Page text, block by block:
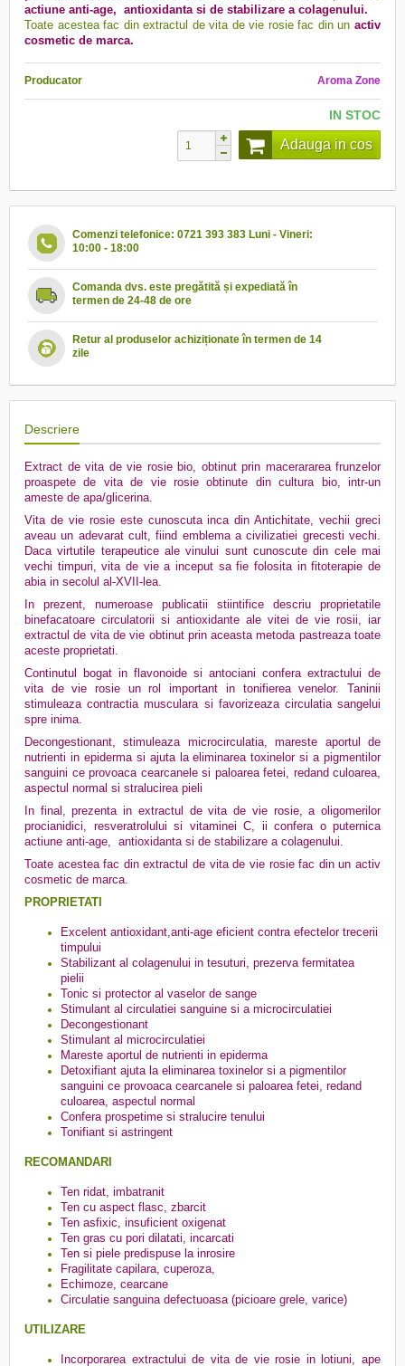
actiune anti-age, antioxidanta si de stabilizare a colagenului.
Toate acestea fac din extractul de vita de vie rosie fac din un activ
cosmetic de marca.
Producator Aroma Zone
IN STOC
Adauga in cos
Comenzi telefonice: 0721 393 383 Luni - Vineri:
10:00 - 18:00
Comanda dvs. este pregătită și expediată în
termen de 24-48 de ore
Retur al produselor achiziționate în termen de 14
zile
Descriere
Extract de vita de vie rosie bio, obtinut prin macerararea frunzelor
proaspete de vita de vie rosie obtinute din cultura bio, intr-un
ameste de apa/glicerina.
Vita de vie rosie este cunoscuta inca din Antichitate, vechii greci
aveau un adevarat cult, fiind emblema a civilizatiei grecesti vechi.
Daca virtutile terapeutice ale vinului sunt cunoscute din cele mai
vechi timpuri, vita de vie a inceput sa fie folosita in fitoterapie de
abia in secolul al-XVII-lea.
In prezent, numeroase publicatii stiintifice descriu proprietatile
binefacatoare circulatorii si antioxidante ale vitei de vie rosii, iar
extractul de vita de vie obtinut prin aceasta metoda pastreaza toate
aceste proprietati.
Continutul bogat in flavonoide si antociani confera extractului de
vita de vie rosie un rol important in tonifierea venelor. Taninii
stimuleaza contractia musculara si favorizeaza circulatia sangelui
spre inima.
Decongestionant, stimuleaza microcirculatia, mareste aportul de
nutrienti in epiderma si ajuta la eliminarea toxinelor si a pigmentilor
sanguini ce provoaca cearcanele si paloarea fetei, redand culoarea,
aspectul normal si stralucirea pieli
In final, prezenta in extractul de vita de vie rosie, a oligomerilor
procianidici, resveratrolului si vitaminei C, ii confera o puternica
actiune anti-age, antioxidanta si de stabilizare a colagenului.
Toate acestea fac din extractul de vita de vie rosie fac din un activ
cosmetic de marca.
PROPRIETATI
Excelent antioxidant,anti-age eficient contra efectelor trecerii
timpului
Stabilizant al colagenului in tesuturi, prezerva fermitatea
pielii
Tonic si protector al vaselor de sange
Stimulant al circulatiei sanguine si a microcirculatiei
Decongestionant
Stimulant al microcirculatiei
Mareste aportul de nutrienti in epiderma
Detoxifiant ajuta la eliminarea toxinelor si a pigmentilor
sanguini ce provoaca cearcanele si paloarea fetei, redand
culoarea, aspectul normal
Confera prospetime si stralucire tenului
Tonifiant si astringent
RECOMANDARI
Ten ridat, imbatranit
Ten cu aspect flasc, zbarcit
Ten asfixic, insuficient oxigenat
Ten gras cu pori dilatati, incarcati
Ten si piele predispuse la inrosire
Fragilitate capilara, cuperoza,
Echimoze, cearcane
Circulatie sanguina defectuoasa (picioare grele, varice)
UTILIZARE
Incorporarea extractului de vita de vie rosie in lotiuni, ape